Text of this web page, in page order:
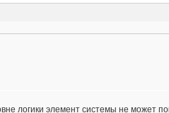
логики элемент системы не может